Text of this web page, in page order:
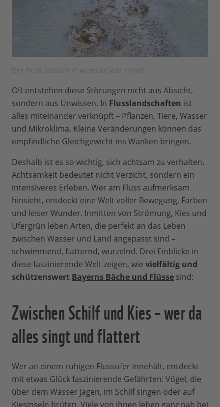
Oft entstehen diese Störungen nicht aus Absicht,
sondern aus Unwissen. In Flusslandschaften ist
alles miteinander verknüpft – Pflanzen, Tiere, Wasser
und Mikroklima. Kleine Veränderungen können das
empfindliche Gleichgewicht ins Wanken bringen.
Deshalb ist es so wichtig, sich achtsam zu verhalten.
Achtsamkeit bedeutet nicht Verzicht, sondern ein
intensiveres Erleben. Wer am Fluss aufmerksam
hinsieht, entdeckt eine Welt voller Bewegung, Farben
und leiser Wunder. Inmitten von Strömung, Kies und
Ufergrün leben Arten, die perfekt an das Leben
zwischen Wasser und Land angepasst sind –
schwimmend, flatternd, wurzelnd. Drei Einblicke in
diese faszinierende Welt zeigen, wie vielfältig und
schützenswert Bayerns Bäche und Flüsse sind:
Zwischen Schilf und Kies – wer da
alles singt und flattert
Wer an einem ruhigen Flussufer innehält, entdeckt
mit etwas Glück faszinierende Gefährten: Vögel, die
über dem Wasser jagen, im Schilf singen oder auf
Kiesinseln brüten. Viele von ihnen leben ganz nah bei